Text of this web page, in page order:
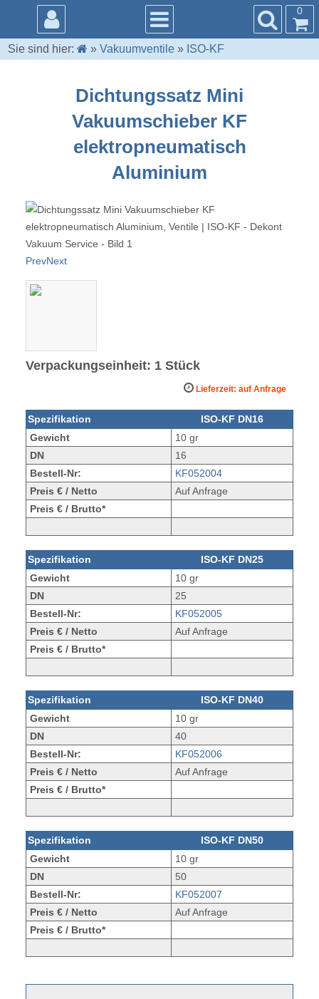
0
Sie sind hier: »Vakuumventile » ISO-KF
Dichtungssatz Mini
Vakuumschieber KF
elektropneumatisch
Aluminium
PrevNext
Verpackungseinheit: 1 Stück
Lieferzeit: auf Anfrage
Spezifikation
ISO-KF DN16
Gewicht
10 gr
DN
16
Bestell-Nr:
KF052004
Preis € / Netto
Auf Anfrage
Preis € / Brutto*
Spezifikation
ISO-KF DN25
Gewicht
10 gr
DN
25
Bestell-Nr:
KF052005
Preis € / Netto
Auf Anfrage
Preis € / Brutto*
Spezifikation
ISO-KF DN40
Gewicht
10 gr
DN
40
Bestell-Nr:
KF052006
Preis € / Netto
Auf Anfrage
Preis € / Brutto*
Spezifikation
ISO-KF DN50
Gewicht
10 gr
DN
50
Bestell-Nr:
KF052007
Preis € / Netto
Auf Anfrage
Preis € / Brutto*